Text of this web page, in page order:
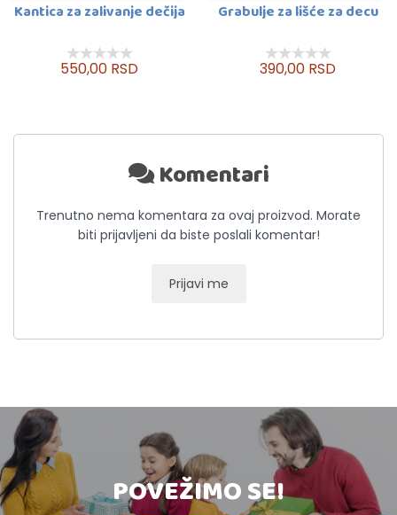
Kantica za zalivanje dečija
550,00 RSD
Grabulje za lišće za decu
390,00 RSD
Komentari
Trenutno nema komentara za ovaj proizvod. Morate
biti prijavljeni da biste poslali komentar!
Prijavi me
POVEŽIMO SE!